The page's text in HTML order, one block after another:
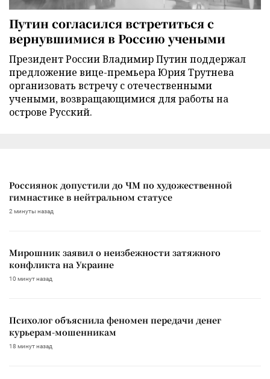
Путин согласился встретиться с
вернувшимися в Россию учеными
Президент России Владимир Путин поддержал
предложение вице-премьера Юрия Трутнева
организовать встречу с отечественными
учеными, возвращающимися для работы на
острове Русский.
Россиянок допустили до ЧМ по художественной
гимнастике в нейтральном статусе
2 минуты назад
Мирошник заявил о неизбежности затяжного
конфликта на Украине
10 минут назад
Психолог объяснила феномен передачи денег
курьерам-мошенникам
18 минут назад